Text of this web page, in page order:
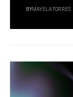
BYMAYELA TORRES